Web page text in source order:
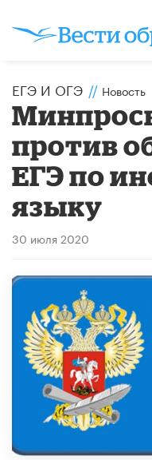
ЕГЭ И ОГЭ // Новость
против
ЕГЭ по
языку
30 июля 2020